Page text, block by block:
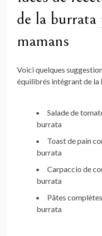
de la
mamans
Voici quelques
équilibrés intégrant de la
Salade de
burrata
Toast de pain
burrata
Carpaccio de
burrata
Pâtes
burrata